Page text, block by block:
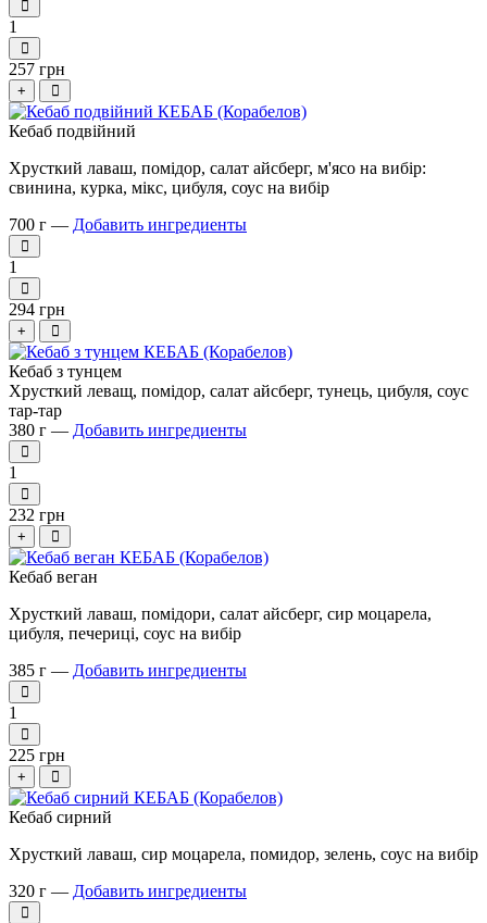
1
257 грн
+
Кебаб подвійний
Хрусткий лаваш, помідор, салат айсберг, м'ясо на вибір:
свинина, курка, мікс, цибуля, соус на вибір
700 г — Добавить ингредиенты
1
294 грн
+
Кебаб з тунцем
Хрусткий леващ, помідор, салат айсберг, тунець, цибуля, соус
тар-тар
380 г — Добавить ингредиенты
1
232 грн
+
Кебаб веган
Хрусткий лаваш, помідори, салат айсберг, сир моцарела,
цибуля, печериці, соус на вибір
385 г — Добавить ингредиенты
1
225 грн
+
Кебаб сирний
Хрусткий лаваш, сир моцарела, помидор, зелень, соус на вибір
320 г — Добавить ингредиенты